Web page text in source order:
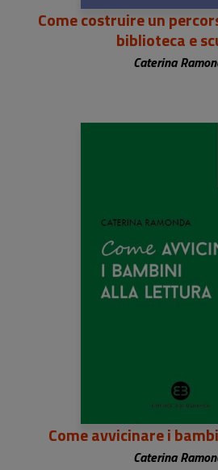
Come costruire un
biblioteca e
Caterina
Come avvicinare i
Caterina